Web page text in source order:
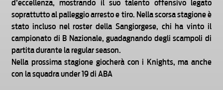
soprattutto al palleggio arresto e tiro. Nella scorsa stagione è
stato incluso nel roster della Sangiorgese, chi ha vinto il
campionato di B Nazionale, guadagnando degli scampoli di
partita durante la regular season.
Nella prossima stagione giocherà con i Knights, ma anche
con la squadra under 19 di ABA